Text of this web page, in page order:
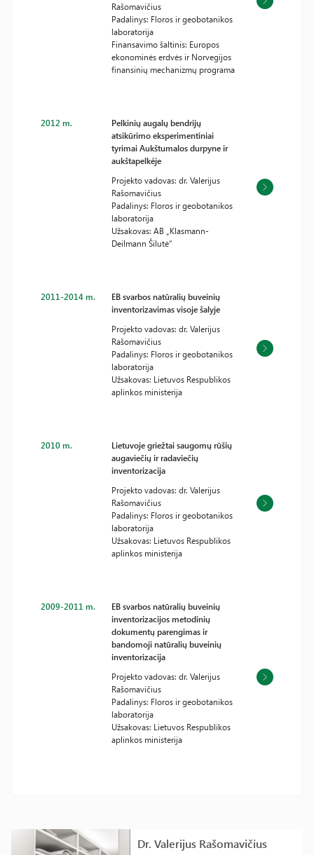
Dr. Valerijus Rašomavičius
Rašomavičius
Padalinys: Floros ir geobotanikos
laboratorija
Finansavimo šaltinis: Europos
ekonominės erdvės ir Norvegijos
finansinių mechanizmų programa
2012 m.
Pelkinių augalų bendrijų
atsikūrimo eksperimentiniai
tyrimai Aukštumalos durpyne ir
aukštapelkėje
Projekto vadovas: dr. Valerijus
Rašomavičius
Padalinys: Floros ir geobotanikos
laboratorija
Užsakovas: AB „Klasmann-
Deilmann Šilutė“
2011-2014 m.
EB svarbos natūralių buveinių
inventorizavimas visoje šalyje
Projekto vadovas: dr. Valerijus
Rašomavičius
Padalinys: Floros ir geobotanikos
laboratorija
Užsakovas: Lietuvos Respublikos
aplinkos ministerija
2010 m.
Lietuvoje griežtai saugomų rūšių
augaviečių ir radaviečių
inventorizacija
Projekto vadovas: dr. Valerijus
Rašomavičius
Padalinys: Floros ir geobotanikos
laboratorija
Užsakovas: Lietuvos Respublikos
aplinkos ministerija
2009-2011 m.
EB svarbos natūralių buveinių
inventorizacijos metodinių
dokumentų parengimas ir
bandomoji natūralių buveinių
inventorizacija
Projekto vadovas: dr. Valerijus
Rašomavičius
Padalinys: Floros ir geobotanikos
laboratorija
Užsakovas: Lietuvos Respublikos
aplinkos ministerija